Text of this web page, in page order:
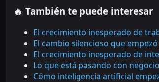
🔥 También te puede interesar
El crecimiento inesperado de
El cambio silencioso que
El crecimiento inesperado de
Lo que está pasando con
Cómo inteligencia artificial